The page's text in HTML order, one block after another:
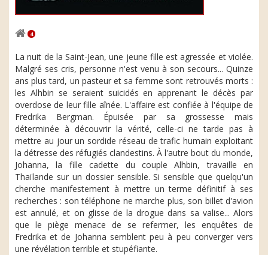
4
La nuit de la Saint-Jean, une jeune fille est agressée et violée.
Malgré ses cris, personne n'est venu à son secours... Quinze
ans plus tard, un pasteur et sa femme sont retrouvés morts :
les Alhbin se seraient suicidés en apprenant le décès par
overdose de leur fille aînée. L'affaire est confiée à l'équipe de
Fredrika Bergman. Épuisée par sa grossesse mais
déterminée à découvrir la vérité, celle-ci ne tarde pas à
mettre au jour un sordide réseau de trafic humain exploitant
la détresse des réfugiés clandestins. À l'autre bout du monde,
Johanna, la fille cadette du couple Alhbin, travaille en
Thaïlande sur un dossier sensible. Si sensible que quelqu'un
cherche manifestement à mettre un terme définitif à ses
recherches : son téléphone ne marche plus, son billet d'avion
est annulé, et on glisse de la drogue dans sa valise... Alors
que le piège menace de se refermer, les enquêtes de
Fredrika et de Johanna semblent peu à peu converger vers
une révélation terrible et stupéfiante.